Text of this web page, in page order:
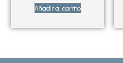
Añadir al carrito